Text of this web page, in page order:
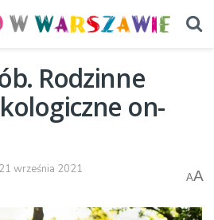
Rodzinne
on-
21 września 2021
AA